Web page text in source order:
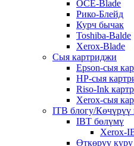
OCE-Blade
Рико-Блейд
Курч бычак
Toshiba-Balde
Xerox-Blade
Сыя картриджи
Epson-сыя
HP-сыя
Riso-Ink
Xerox-сыя
ITB блогу/Көчүрүү
IBT бөлүмү
Xerox-
Өткөрүү